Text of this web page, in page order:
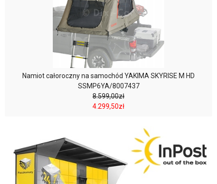
Namiot całoroczny na samochód YAKIMA SKYRISE M HD
SSMP6YA/8007437
8.599,00zł
4.299,50zł